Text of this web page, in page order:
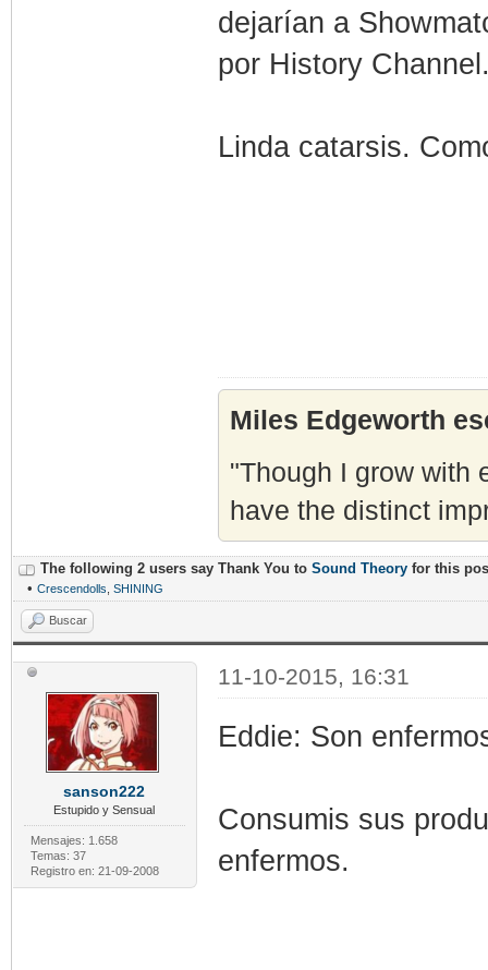
dejarían a
por History
Linda catarsis.
Miles Edgeworth
"Though I grow with
have the distinct
The following 2 users say Thank You to Sound Theory for this
• Crescendolls SHINING
Buscar
sanson222
Estupido y Sensual
Mensajes: 1.658
Temas: 37
Registro en: 21-09-2008
11-10-2015, 16:31
Eddie: Son
Consumis sus
enfermos.